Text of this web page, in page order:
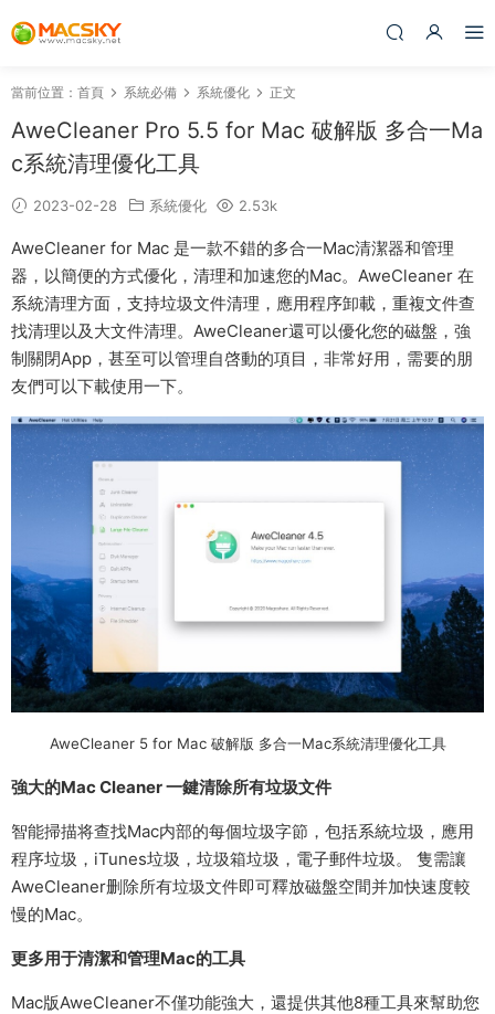
當前位置： 首頁 系統必備 系統優化 正文
AweCleaner Pro 5.5 for Mac 破解版 多合一Ma
c系統清理優化工具
2023-02-28 系統優化 2.53k
AweCleaner for Mac 是一款不錯的多合一Mac清潔器和管理
器，以簡便的方式優化，清理和加速您的Mac。AweCleaner 在
系統清理方面，支持垃圾文件清理，應用程序卸載，重複文件查
找清理以及大文件清理。AweCleaner還可以優化您的磁盤，強
制關閉App，甚至可以管理自啓動的項目，非常好用，需要的朋
友們可以下載使用一下。
AweCleaner 5 for Mac 破解版 多合一Mac系統清理優化工具
強大的Mac Cleaner 一鍵清除所有垃圾文件
智能掃描将查找Mac内部的每個垃圾字節，包括系統垃圾，應用
程序垃圾，iTunes垃圾，垃圾箱垃圾，電子郵件垃圾。 隻需讓
AweCleaner删除所有垃圾文件即可釋放磁盤空間并加快速度較
慢的Mac。
更多用于清潔和管理Mac的工具
Mac版AweCleaner不僅功能強大，還提供其他8種工具來幫助您